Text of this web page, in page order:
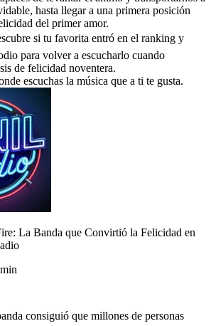
hasta llegar a una primera posición
del primer amor.
si tu favorita entró en el ranking y
para volver a escucharlo cuando
de felicidad noventera.
escuchas la música que a ti te gusta.
La Banda que Convirtió la Felicidad en
consiguió que millones de personas